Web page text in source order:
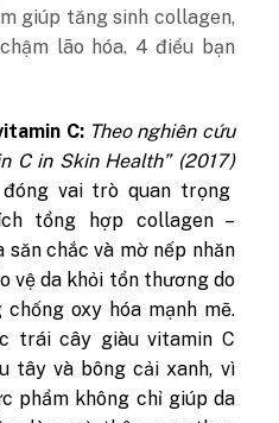
giúp tăng sinh collagen,
lão hóa. 4 điều bạn
C: Theo nghiên cứu
C in Skin Health” (2017)
vai trò quan trọng
tổng hợp collagen –
chắc và mờ nếp nhăn
vệ da khỏi tổn thương do
oxy hóa mạnh mẽ.
trái cây giàu vitamin C
tây và bông cải xanh, vì
phẩm không chỉ giúp da